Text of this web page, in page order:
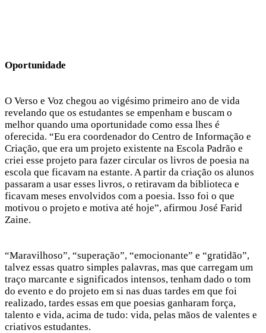
Oportunidade
O Verso e Voz chegou ao vigésimo primeiro ano de vida
revelando que os estudantes se empenham e buscam o
melhor quando uma oportunidade como essa lhes é
oferecida. “Eu era coordenador do Centro de Informação e
Criação, que era um projeto existente na Escola Padrão e
criei esse projeto para fazer circular os livros de poesia na
escola que ficavam na estante. A partir da criação os alunos
passaram a usar esses livros, o retiravam da biblioteca e
ficavam meses envolvidos com a poesia. Isso foi o que
motivou o projeto e motiva até hoje”, afirmou José Farid
Zaine.
“Maravilhoso”, “superação”, “emocionante” e “gratidão”,
talvez essas quatro simples palavras, mas que carregam um
traço marcante e significados intensos, tenham dado o tom
do evento e do projeto em si nas duas tardes em que foi
realizado, tardes essas em que poesias ganharam força,
talento e vida, acima de tudo: vida, pelas mãos de valentes e
criativos estudantes.